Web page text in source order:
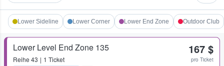
Lower Sideline Lower Corner Lower End Zone Outdoor Club
Lower Level End Zone 135
Reihe 43
1 Ticket
167 $
pro Ticket